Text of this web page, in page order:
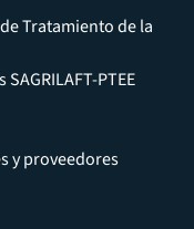
Tratamiento de la
PTEE
y proveedores